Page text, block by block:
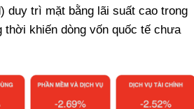
duy trì mặt bằng lãi suất cao trong
khiến dòng vốn quốc tế chưa